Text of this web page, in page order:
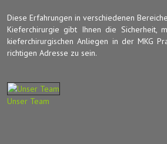
Diese Erfahrungen in verschiedenen
Kieferchirurgie gibt Ihnen die Sicherheit,
kieferchirurgischen Anliegen in der MKG
richtigen Adresse zu sein.
Unser Team